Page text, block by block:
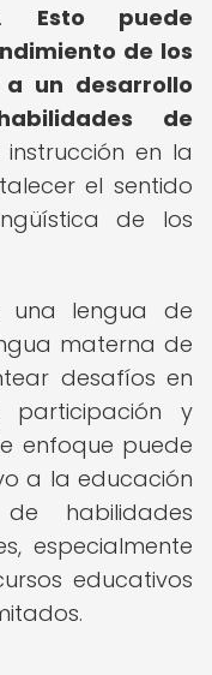
Esto puede
de los
un desarrollo
de
en la
el sentido
de los
lengua de
materna de
desafíos en
participación y
enfoque puede
a la educación
habilidades
especialmente
educativos